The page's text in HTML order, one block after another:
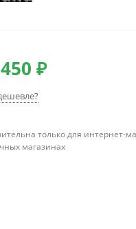
₽
только для интернет-
магазинах